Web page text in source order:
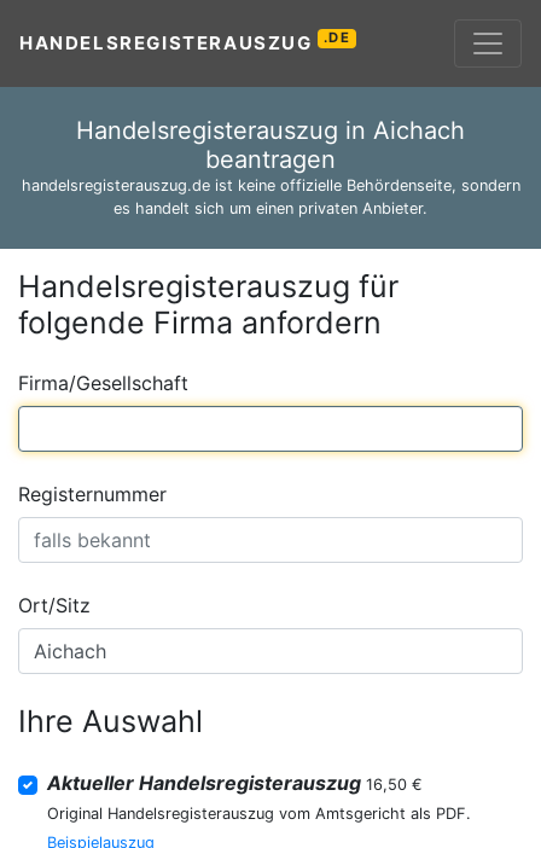
HANDELSREGISTERAUSZUG .DE
Handelsregisterauszug in Aichach
beantragen
handelsregisterauszug.de ist keine offizielle Behördenseite, sondern
es handelt sich um einen privaten Anbieter.
Handelsregisterauszug für
folgende Firma anfordern
Firma/Gesellschaft
Registernummer
Ort/Sitz
Ihre Auswahl
Aktueller Handelsregisterauszug 16,50 €
Original Handelsregisterauszug vom Amtsgericht als PDF.
Beispielauszug